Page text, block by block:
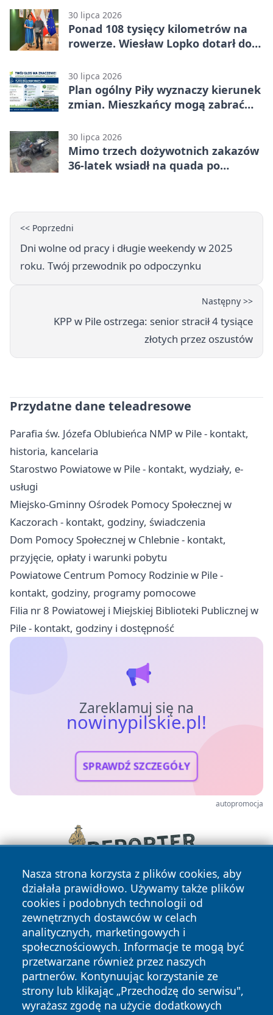
30 lipca 2026
Ponad 108 tysięcy kilometrów na
rowerze. Wiesław Lopko dotarł do
30 lipca 2026
Plan ogólny Piły wyznaczy kierunek
zmian. Mieszkańcy mogą zabrać
30 lipca 2026
Mimo trzech dożywotnich zakazów
36-latek wsiadł na quada po
<< Poprzedni
Dni wolne od pracy i długie weekendy w 2025
roku. Twój przewodnik po odpoczynku
Następny >>
KPP w Pile ostrzega: senior stracił 4 tysiące
złotych przez oszustów
Przydatne dane teleadresowe
Parafia św. Józefa Oblubieńca NMP w Pile - kontakt,
historia, kancelaria
Starostwo Powiatowe w Pile - kontakt, wydziały, e-
usługi
Miejsko-Gminny Ośrodek Pomocy Społecznej w
Kaczorach - kontakt, godziny, świadczenia
Dom Pomocy Społecznej w Chlebnie - kontakt,
przyjęcie, opłaty i warunki pobytu
Powiatowe Centrum Pomocy Rodzinie w Pile -
kontakt, godziny, programy pomocowe
Filia nr 8 Powiatowej i Miejskiej Biblioteki Publicznej w
Pile - kontakt, godziny i dostępność
Zareklamuj się na
nowinypilskie.pl!
SPRAWDŹ SZCZEGÓŁY
autopromocja
Nasza strona korzysta z plików cookies, aby
działała prawidłowo. Używamy także plików
cookies i podobnych technologii od
zewnętrznych dostawców w celach
analitycznych, marketingowych i
społecznościowych. Informacje te mogą być
przetwarzane również przez naszych
partnerów. Kontynuując korzystanie ze
strony lub klikając „Przechodzę do serwisu",
wyrażasz zgodę na użycie dodatkowych
Copyright © 2026 nowinypilskie.pl Wszystkie prawa
zastrzeżone.